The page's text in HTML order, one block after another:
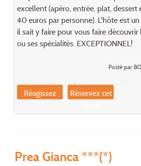
excellent (apéro, entrée, plat, dessert
40 euros par personne). L'hôte est
il sait y faire pour vous faire découvrir
ou ses spécialités. EXCEPTIONNEL!
Posté par
Réagissez
Réservez cet
Prea Gianca ***(*)